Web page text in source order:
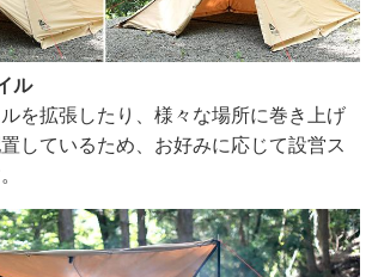
ル
を拡張したり、様々な場所に巻き上げ
しているため、お好みに応じて設営ス